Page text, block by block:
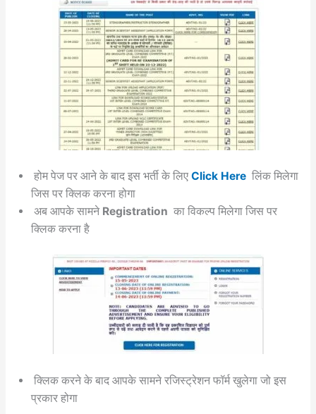
होम पेज पर आने के बाद इस भर्ती के लिए Click Hereलिंक मिलेगा
जिस पर क्लिक करना होगा
अब आपके सामने Registration का विकल्प मिलेगा जिस पर
क्लिक करना है
क्लिक करने के बाद आपके सामने रजिस्ट्रेशन फॉर्म खुलेगा जो इस
प्रकार होगा